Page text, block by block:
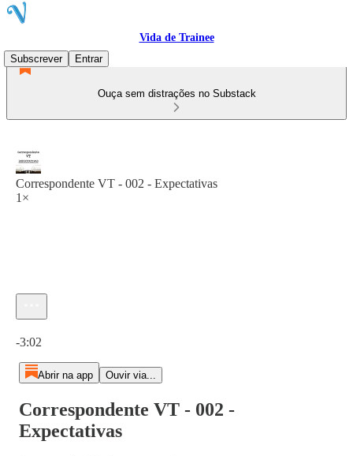
Vida de Trainee
Subscrever
Entrar
Ouça sem distrações no Substack
Correspondente VT - 002 - Expectativas
1×
-3:02
Abrir na app Ouvir via...
Correspondente VT - 002 -
Expectativas